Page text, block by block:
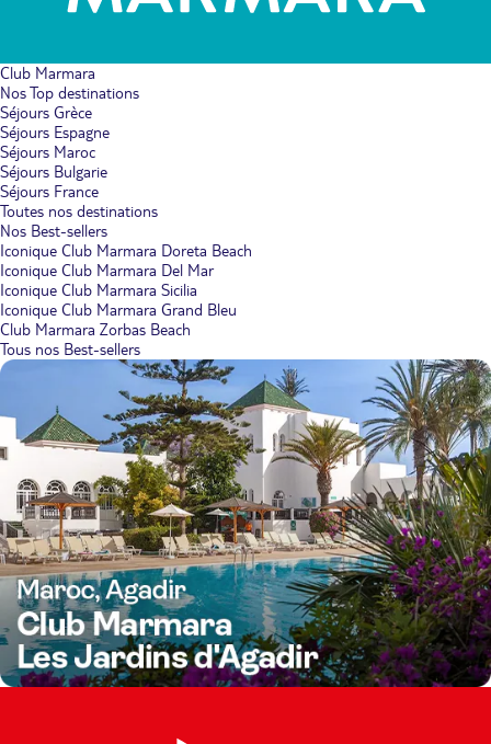
Club Marmara
Nos Top destinations
Séjours Grèce
Séjours Espagne
Séjours Maroc
Séjours Bulgarie
Séjours France
Toutes nos destinations
Nos Best-sellers
Iconique Club Marmara Doreta Beach
Iconique Club Marmara Del Mar
Iconique Club Marmara Sicilia
Iconique Club Marmara Grand Bleu
Club Marmara Zorbas Beach
Tous nos Best-sellers